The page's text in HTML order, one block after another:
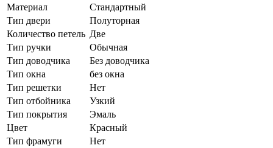
Материал
Стандартный
Тип двери
Полуторная
Количество петель Две
Тип ручки
Обычная
Тип доводчика
Без доводчика
Тип окна
без окна
Тип решетки
Нет
Тип отбойника
Узкий
Тип покрытия
Эмаль
Цвет
Красный
Тип фрамуги
Нет